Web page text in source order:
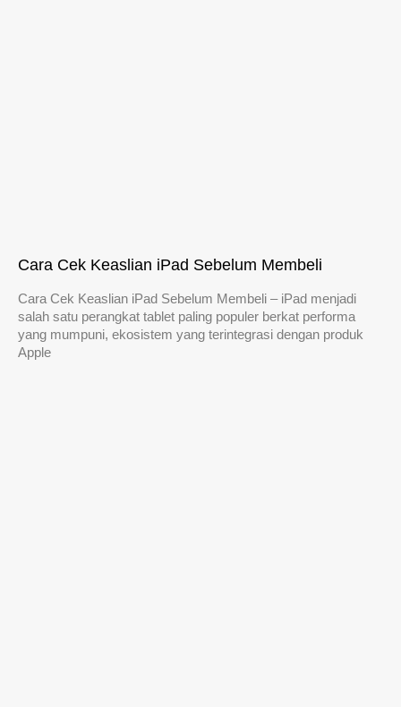
Cara Cek Keaslian iPad Sebelum Membeli
Cara Cek Keaslian iPad Sebelum Membeli – iPad menjadi
salah satu perangkat tablet paling populer berkat performa
yang mumpuni, ekosistem yang terintegrasi dengan produk
Apple